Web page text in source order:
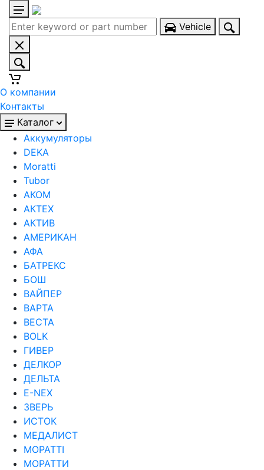
Vehicle
О компании
Контакты
Каталог
Аккумуляторы
DEKA
Moratti
Tubor
АКОМ
АКТЕХ
АКТИВ
АМЕРИКАН
АФА
БАТРЕКС
БОШ
ВАЙПЕР
ВАРТА
ВЕСТА
ВОLK
ГИВЕР
ДЕЛКОР
ДЕЛЬТА
Е-NEX
ЗВЕРЬ
ИСТОК
МЕДАЛИСТ
МОРАТТI
МОРАТТИ